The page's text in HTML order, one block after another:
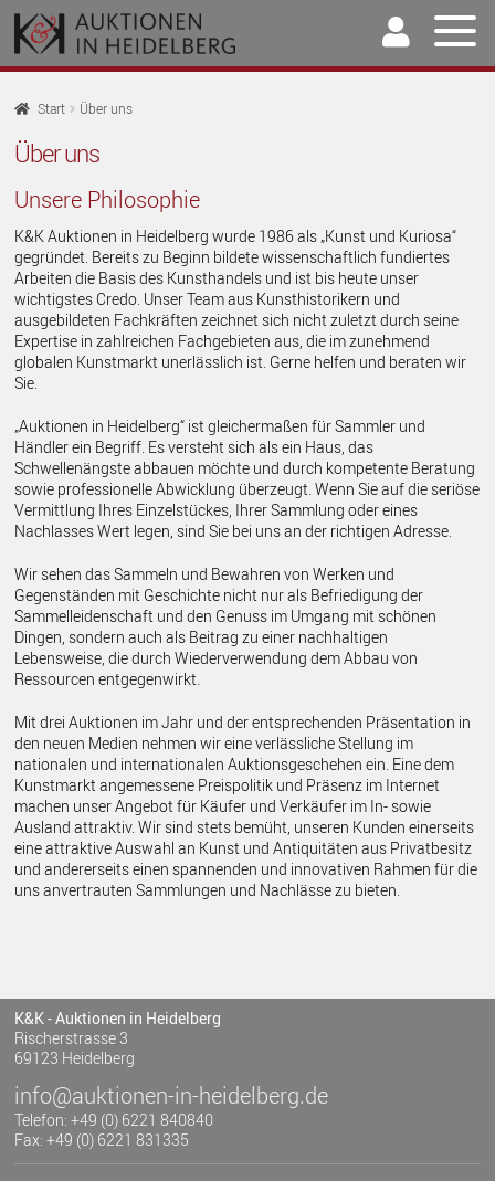
Zur
Navigation
springen
Springe
zum
Inhalt
Home
Auktionen
Kaufen & Verkaufen
Archiv
Unser Team
Ansprechpartner
Kontakt
Start Über uns
Über uns
Unsere Philosophie
K&K Auktionen in Heidelberg wurde 1986 als „Kunst und Kuriosa“
gegründet. Bereits zu Beginn bildete wissenschaftlich fundiertes
Arbeiten die Basis des Kunsthandels und ist bis heute unser
wichtigstes Credo. Unser Team aus Kunsthistorikern und
ausgebildeten Fachkräften zeichnet sich nicht zuletzt durch seine
Expertise in zahlreichen Fachgebieten aus, die im zunehmend
globalen Kunstmarkt unerlässlich ist. Gerne helfen und beraten wir
Sie.
„Auktionen in Heidelberg“ ist gleichermaßen für Sammler und
Händler ein Begriff. Es versteht sich als ein Haus, das
Schwellenängste abbauen möchte und durch kompetente Beratung
sowie professionelle Abwicklung überzeugt. Wenn Sie auf die seriöse
Vermittlung Ihres Einzelstückes, Ihrer Sammlung oder eines
Nachlasses Wert legen, sind Sie bei uns an der richtigen Adresse.
Wir sehen das Sammeln und Bewahren von Werken und
Gegenständen mit Geschichte nicht nur als Befriedigung der
Sammelleidenschaft und den Genuss im Umgang mit schönen
Dingen, sondern auch als Beitrag zu einer nachhaltigen
Lebensweise, die durch Wiederverwendung dem Abbau von
Ressourcen entgegenwirkt.
Mit drei Auktionen im Jahr und der entsprechenden Präsentation in
den neuen Medien nehmen wir eine verlässliche Stellung im
nationalen und internationalen Auktionsgeschehen ein. Eine dem
Kunstmarkt angemessene Preispolitik und Präsenz im Internet
machen unser Angebot für Käufer und Verkäufer im In- sowie
Ausland attraktiv. Wir sind stets bemüht, unseren Kunden einerseits
eine attraktive Auswahl an Kunst und Antiquitäten aus Privatbesitz
und andererseits einen spannenden und innovativen Rahmen für die
uns anvertrauten Sammlungen und Nachlässe zu bieten.
K&K - Auktionen in Heidelberg
Rischerstrasse 3
69123 Heidelberg
info@auktionen-in-heidelberg.de
Telefon: +49 (0) 6221 840840
Fax: +49 (0) 6221 831335